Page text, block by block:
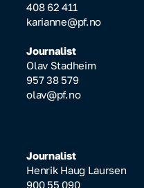
408 62 411
karianne@pf.no
Journalist
Olav Stadheim
957 38 579
olav@pf.no
Journalist
Henrik Haug Laursen
900 55 090